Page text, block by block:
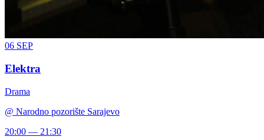
06 SEP
Elektra
Drama
@ Narodno pozorište Sarajevo
20:00 — 21:30